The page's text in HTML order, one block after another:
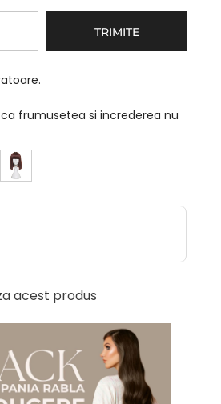
TRIMITE
ca frumusetea si increderea nu
acest produs